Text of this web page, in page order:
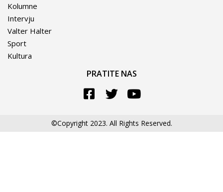
Kolumne
Intervju
Valter Halter
Sport
Kultura
PRATITE NAS
©Copyright 2023. All Rights Reserved.